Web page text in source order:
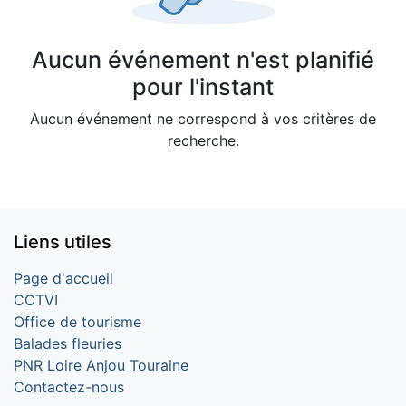
Aucun événement n'est planifié
pour l'instant
Aucun événement ne correspond à vos critères de
recherche.
Liens utiles
Page d'accueil
CCTVI
Office de tourisme
Balades fleuries
PNR Loire Anjou Touraine
Contactez-nous